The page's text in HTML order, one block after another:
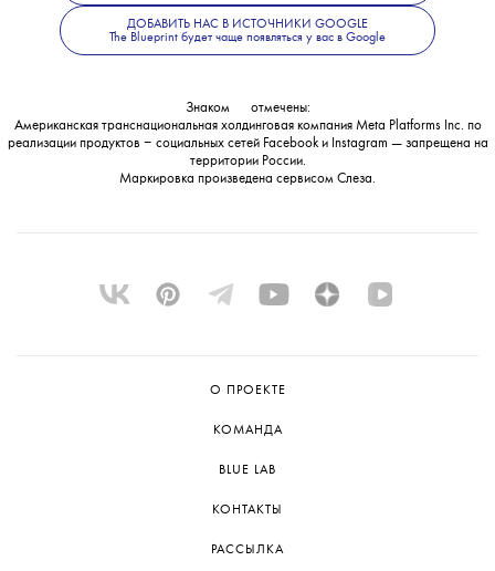
Meta 💧
с вердиктом не согласились
и заявили, что намерены его обжаловать.
ДОБАВИТЬ НАС В ИСТОЧНИКИ GOOGLE
The Blueprint будет чаще появляться у вас в Google
Знаком
отмечены:
Американская транснациональная холдинговая компания Meta Platforms Inc. по
реализации продуктов ‒ социальных сетей Facebook и Instagram — запрещена на
территории России.
Маркировка произведена сервисом Слеза.
О ПРОЕКТЕ
КОМАНДА
BLUE LAB
КОНТАКТЫ
РАССЫЛКА